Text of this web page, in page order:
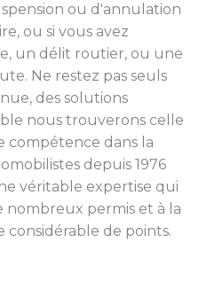
ou d'annulation
ou si vous avez
un délit routier, ou une
Ne restez pas seuls
des solutions
nous trouverons celle
compétence dans la
depuis 1976
véritable expertise qui
nombreux permis et à la
de points.